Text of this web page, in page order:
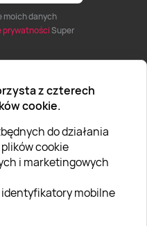
z czterech
cookie.
do działania
cookie
i marketingowych
identyfikatory mobilne
moich danych
prywatnościSuper